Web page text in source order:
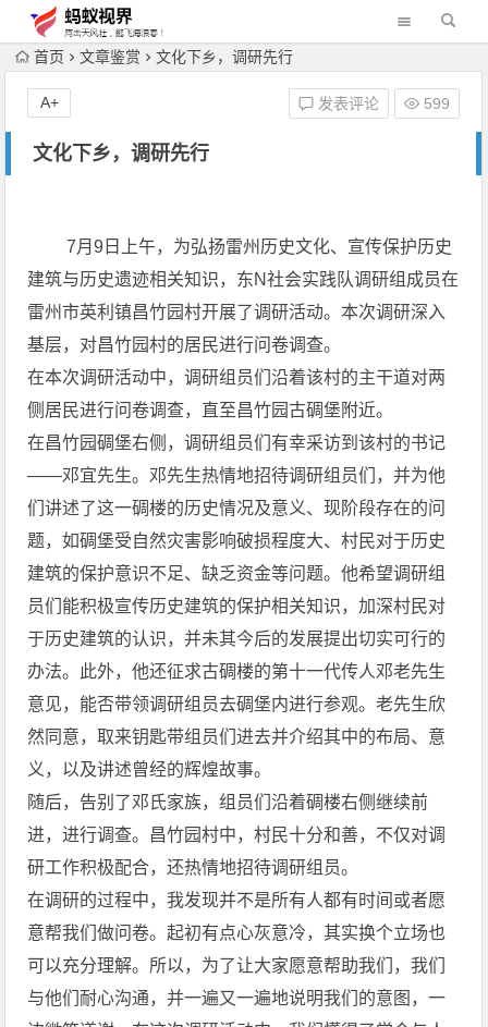
首页 文章鉴赏 文化下乡，调研先行
文化下乡，调研先行
发表评论 599
A+
7月9日上午，为弘扬雷州历史文化、宣传保护历史
建筑与历史遗迹相关知识，东N社会实践队调研组成员在
雷州市英利镇昌竹园村开展了调研活动。本次调研深入
基层，对昌竹园村的居民进行问卷调查。
在本次调研活动中，调研组员们沿着该村的主干道对两
侧居民进行问卷调查，直至昌竹园古碉堡附近。
在昌竹园碉堡右侧，调研组员们有幸采访到该村的书记
――邓宜先生。邓先生热情地招待调研组员们，并为他
们讲述了这一碉楼的历史情况及意义、现阶段存在的问
题，如碉堡受自然灾害影响破损程度大、村民对于历史
建筑的保护意识不足、缺乏资金等问题。他希望调研组
员们能积极宣传历史建筑的保护相关知识，加深村民对
于历史建筑的认识，并未其今后的发展提出切实可行的
办法。此外，他还征求古碉楼的第十一代传人邓老先生
意见，能否带领调研组员去碉堡内进行参观。老先生欣
然同意，取来钥匙带组员们进去并介绍其中的布局、意
义，以及讲述曾经的辉煌故事。
随后，告别了邓氏家族，组员们沿着碉楼右侧继续前
进，进行调查。昌竹园村中，村民十分和善，不仅对调
研工作积极配合，还热情地招待调研组员。
在调研的过程中，我发现并不是所有人都有时间或者愿
意帮我们做问卷。起初有点心灰意冷，其实换个立场也
可以充分理解。所以，为了让大家愿意帮助我们，我们
与他们耐心沟通，并一遍又一遍地说明我们的意图，一